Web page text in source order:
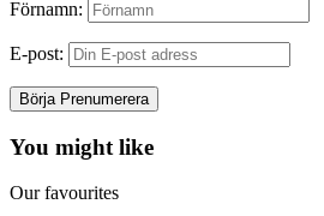
Förnamn:
E-post:
You might like
Our favourites